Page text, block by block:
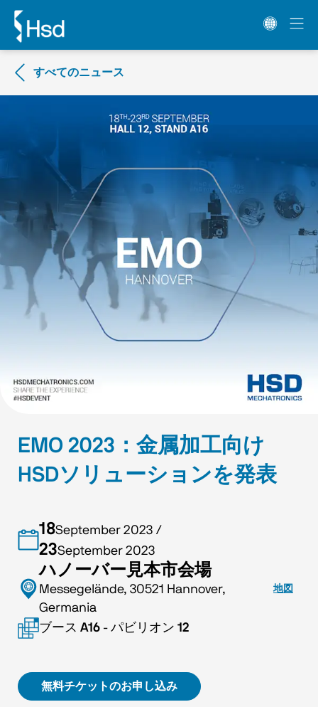
すべてのニュース
EMO 2023：金属加工向け
HSDソリューションを発表
18September 2023 /
23September 2023
ハノーバー見本市会場
Messegelände, 30521 Hannover,
Germania
地図
ブース A16 - パビリオン 12
無料チケットのお申し込み